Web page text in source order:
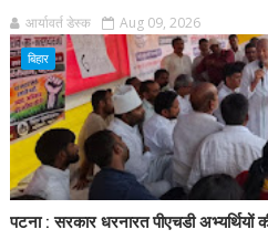
आर्यावर्त डेस्क Aug 09, 2026
बिहार
पटना : सरकार धरनारत पीएचडी अभ्यर्थियों